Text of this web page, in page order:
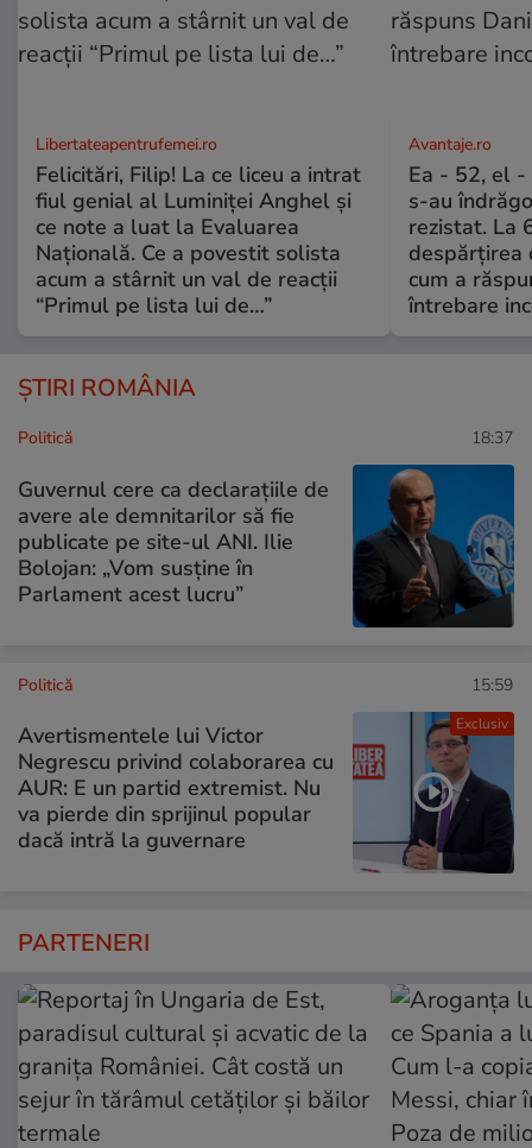
Libertateapentrufemei.ro
Felicitări, Filip! La ce liceu a intrat
fiul genial al Luminiței Anghel și
ce note a luat la Evaluarea
Națională. Ce a povestit solista
acum a stârnit un val de reacții
“Primul pe lista lui de…”
Avantaje.ro
Ea - 52, el -
s-au
rezistat. La
despărțirea
cum a
întrebare
ȘTIRI ROMÂNIA
Politică 18:37
Guvernul cere ca declarațiile de
avere ale demnitarilor să fie
publicate pe site-ul ANI. Ilie
Bolojan: „Vom susține în
Parlament acest lucru”
Exclusiv
Politică 15:59
Avertismentele lui Victor
Negrescu privind colaborarea cu
AUR: E un partid extremist. Nu
va pierde din sprijinul popular
dacă intră la guvernare
PARTENERI